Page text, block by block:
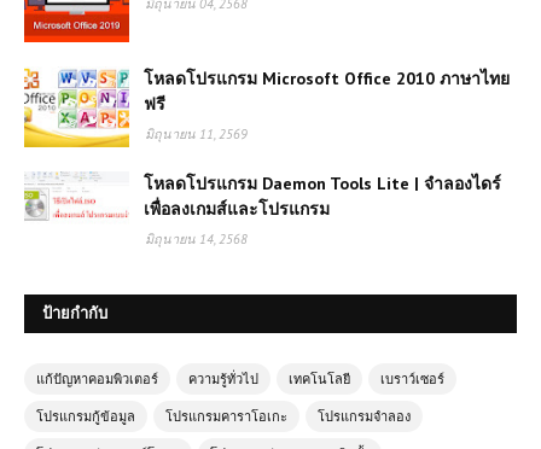
มิถุนายน 04, 2568
โหลดโปรแกรม Microsoft Office 2010 ภาษาไทย
ฟรี
มิถุนายน 11, 2569
โหลดโปรแกรม Daemon Tools Lite | จำลองไดร์
เพื่อลงเกมส์และโปรแกรม
มิถุนายน 14, 2568
ป้ายกำกับ
แก้ปัญหาคอมพิวเตอร์ ความรู้ทั่วไป เทคโนโลยี เบราว์เซอร์
โปรแกรมกู้ข้อมูล โปรแกรมคาราโอเกะ โปรแกรมจำลอง